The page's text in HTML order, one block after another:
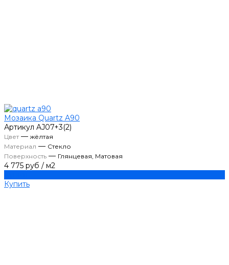
Мозаика Quartz A90
Артикул AJ07+3(2)
Цвет— жёлтая
Материал — Стекло
Поверхность — Глянцевая, Матовая
4 775 руб / м2
Купить